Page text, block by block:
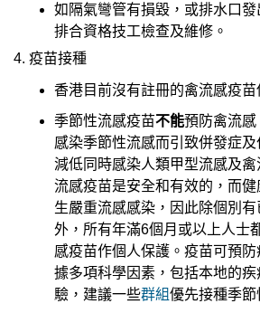
如隔氣彎管有損毀，或排水口
排合資格技工檢查及維修。
4. 疫苗接種
香港目前沒有註冊的禽流感疫苗
季節性流感疫苗不能預防禽流感
感染季節性流感而引致併發症
減低同時感染人類甲型流感及
流感疫苗是安全和有效的，而
生嚴重流感感染，因此除個別
外，所有年滿6個月或以上人士
感疫苗作個人保護。疫苗可預
據多項科學因素，包括本地的
驗，建議一些群組優先接種季節